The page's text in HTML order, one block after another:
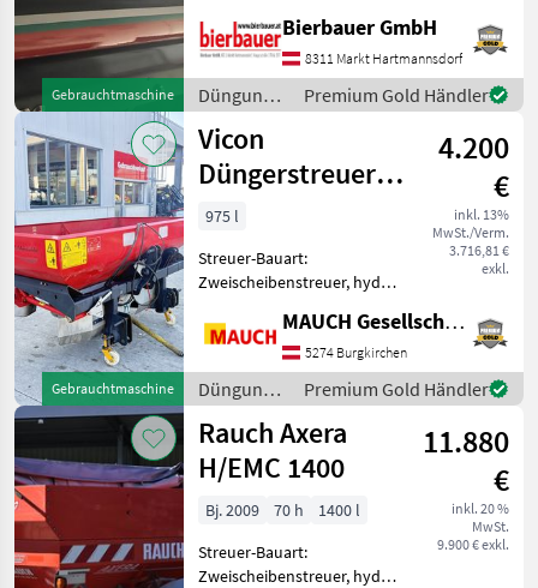
Gebrauchtmaschine
einem dem Alter und der
Nutzung entsprechenden
Zustand und kann nach
telefonischer Vereinbarung
ger
Bierbauer GmbH
8311 Markt Hartmannsdorf
Düngung
und
Beregnung
/
Kverneland
Premium Gold Händler
Gebrauchtmaschine
Vicon
Düngerstreuer
Rotoflow +
Grenzstreueinrichtung
4.200
€
inkl. 13%
MwSt./Verm.
3.716,81 €
exkl.
975 l
Streuer-Bauart:
Zweischeibenstreuer, hydr.
Grenzstreueinrichtung,
Streumengenverstellung
Hier wird ein sehr schöner
Vicon Mineraldüngerstreuer
mit Grenzstre
MAUCH Gesellschaft m.b.H. & Co.KG
5274 Burgkirchen
Düngung
und
Beregnung
/ Vicon
Premium Gold Händler
Rauch Axera
H/EMC 1400
11.880
€
inkl. 20 %
MwSt.
9.900 € exkl.
Bj. 2009 70 h
1400 l
Streuer-Bauart:
Zweischeibenstreuer, hydr.